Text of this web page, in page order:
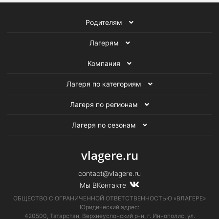
Родителям
Лагерям
Компания
Лагеря по категориям
Лагеря по регионам
Лагеря по сезонам
vlagere.ru
contact@vlagere.ru
Мы ВКонтакте
ОБЩЕСТВО С ОГРАНИЧЕННОЙ ОТВЕТСТВЕННОСТЬЮ «ВЛАГЕРЕ»
Юридический адрес:
420500, Татарстан, Верхнеуслонский р-н, г. Иннополис, ул.